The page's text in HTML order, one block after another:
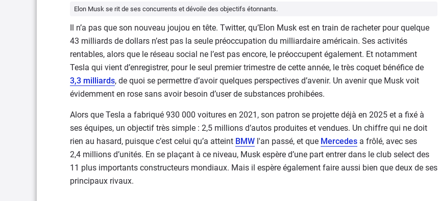
Elon Musk se rit de ses concurrents et dévoile des objectifs étonnants.
Il n’a pas que son nouveau joujou en tête. Twitter, qu’Elon Musk est en train de racheter pour quelque
43 milliards de dollars n’est pas la seule préoccupation du milliardaire américain. Ses activités
rentables, alors que le réseau social ne l’est pas encore, le préoccupent également. Et notamment
Tesla qui vient d’enregistrer, pour le seul premier trimestre de cette année, le très coquet bénéfice de
3,3 milliards, de quoi se permettre d’avoir quelques perspectives d’avenir. Un avenir que Musk voit
évidemment en rose sans avoir besoin d’user de substances prohibées.
Alors que Tesla a fabriqué 930 000 voitures en 2021, son patron se projette déjà en 2025 et a fixé à
ses équipes, un objectif très simple : 2,5 millions d’autos produites et vendues. Un chiffre qui ne doit
rien au hasard, puisque c’est celui qu’a atteint BMW l'an passé, et que Mercedes a frôlé, avec ses
2,4 millions d’unités. En se plaçant à ce niveau, Musk espère d’une part entrer dans le club select des
11 plus importants constructeurs mondiaux. Mais il espère également faire aussi bien que deux de ses
principaux rivaux.